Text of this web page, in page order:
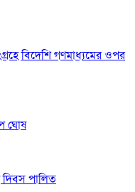
বিদেশি গণমাধ্যমের ওপর
ঘোষ
দিবস পালিত